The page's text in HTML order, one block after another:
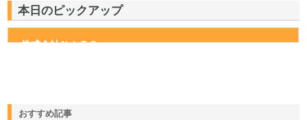
本日のピックアップ
株式会社ＮＩＴＳ
おすすめ記事